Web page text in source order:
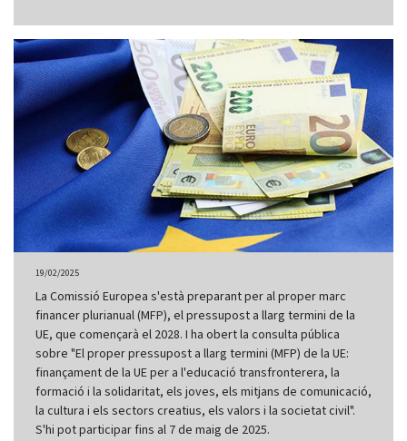
19/02/2025
La Comissió Europea s'està preparant per al proper marc
financer plurianual (MFP), el pressupost a llarg termini de la
UE, que començarà el 2028. I ha obert la consulta pública
sobre "El proper pressupost a llarg termini (MFP) de la UE:
finançament de la UE per a l'educació transfronterera, la
formació i la solidaritat, els joves, els mitjans de comunicació,
la cultura i els sectors creatius, els valors i la societat civil".
S'hi pot participar fins al 7 de maig de 2025.